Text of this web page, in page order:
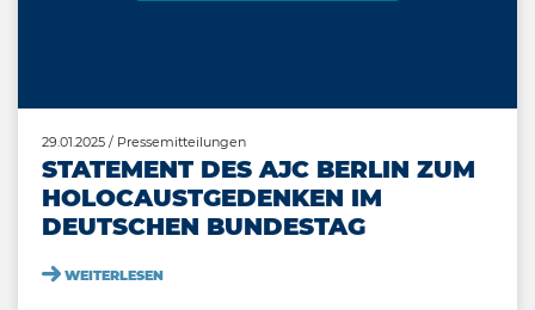
29.01.2025 / Pressemitteilungen
STATEMENT DES AJC BERLIN ZUM
HOLOCAUSTGEDENKEN IM
DEUTSCHEN BUNDESTAG
WEITERLESEN